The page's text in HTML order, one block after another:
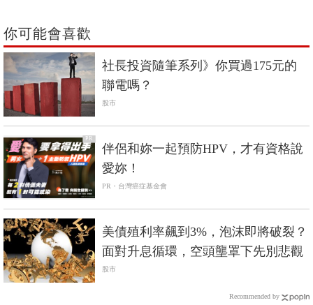
你可能會喜歡
社長投資隨筆系列》你買過175元的
聯電嗎？
股市
PR
伴侶和妳一起預防HPV，才有資格說
愛妳！
PR・台灣癌症基金會
美債殖利率飆到3%，泡沫即將破裂？
面對升息循環，空頭壟罩下先別悲觀
股市
Recommended by